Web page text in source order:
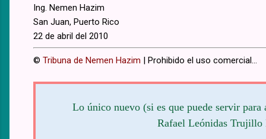
Ing. Nemen Hazim
San Juan, Puerto Rico
22 de abril del 2010
© Tribuna de Nemen Hazim | Prohibido el uso comercial...
Lo único nuevo (si es que puede servir
Rafael Leónidas